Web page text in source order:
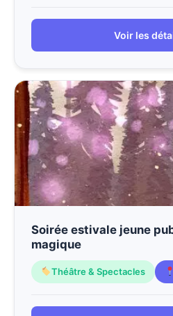
Voir les
Soirée estivale jeune
magique
Théâtre & Spectacles